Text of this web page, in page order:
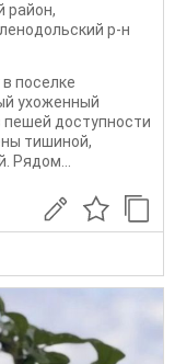
район,
р-н
поселке
ухоженный
пешей доступности
тишиной,
Рядом...